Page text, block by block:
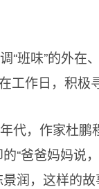
“班味”的外
工作日，积
代，作家杜
“爸爸妈妈说
润，这样的